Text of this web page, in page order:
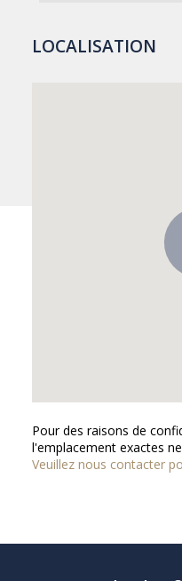
LOCALISATION
Pour des raisons de
l'emplacement exactes
Veuillez nous contacter